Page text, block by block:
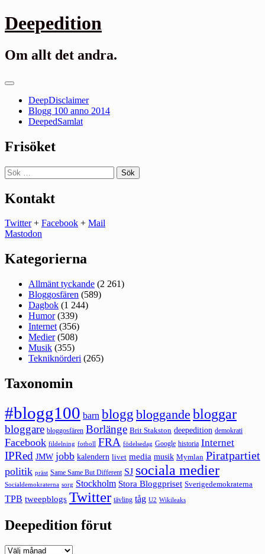
Gå
till
Deepedition
Om allt det andra.
Primär
DeepDisclaimer
Blogg 100 anno 2014
DeepedSamlat
Frisöket
Sök
efter:
Kontakt
Twitter+ Facebook + Mail
Mastodon
Kategorierna
Allmänt tyckande (2 261)
Bloggosfären (589)
Dagbok (1 244)
Humor(339)
Internet (356)
Medier(508)
Musik (355)
Tekniknörderi (265)
Taxonomin
#blogg100 barn blogg bloggande bloggar
bloggare bloggosfären Borlänge Brit Stakston deepedition demokrati
Facebook fildelning fotboll FRA födelsedag Google historia Internet
IPRed JMW jobb kalendern livet media musik Mymlan Piratpartiet
politik präst Same Same But Different SJ sociala medier
Socialdemokraterna sorg Stockholm Stora Bloggpriset Sverigedemokraterna
TPB tweepblogs Twitter tävling tåg U2 Wikileaks
Deepedition förut
Deepedition